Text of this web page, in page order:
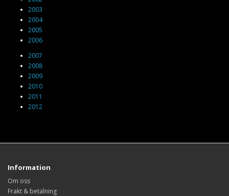
2003
2004
2005
2006
2007
2008
2009
2010
2011
2012
Information
Om oss
Frakt & betalning